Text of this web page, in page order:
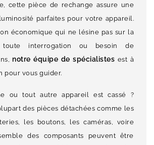
cette pièce de rechange assure une
parfaites pour votre appareil.
économique qui ne lésine pas sur la
toute interrogation ou besoin de
notre équipe de spécialistes est à
pour vous guider.
ou tout autre appareil est cassé ?
des pièces détachées comme les
les boutons, les caméras, voire
des composants peuvent être